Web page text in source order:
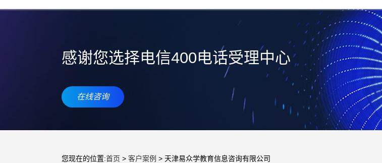
感谢您选择电信400电话受理中心
在线咨询
您现在的位置:首页 > 客户案例 > 天津易众学教育信息咨询有限公司